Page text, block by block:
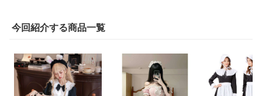
今回紹介する商品一覧